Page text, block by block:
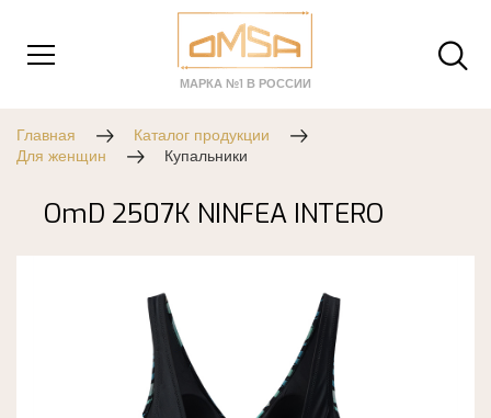
МАРКА №1 В РОССИИ
Главная
Каталог продукции
Для женщин
Купальники
OmD 2507K NINFEA INTERO